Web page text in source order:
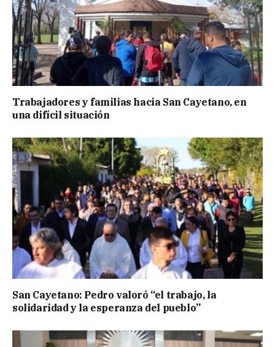
Trabajadores y familias hacia San Cayetano, en
una difícil situación
San Cayetano: Pedro valoró “el trabajo, la
solidaridad y la esperanza del pueblo”